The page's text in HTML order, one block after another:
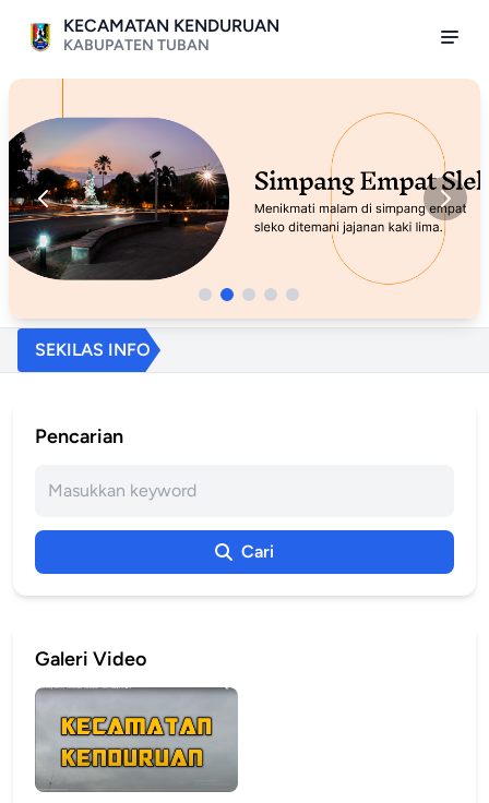
KECAMATAN KENDURUAN
KABUPATEN TUBAN
SEKILAS INFO
Pencarian
Cari
Galeri Video